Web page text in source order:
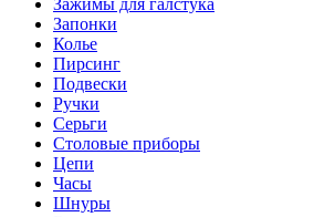
Зажимы для галстука
Запонки
Колье
Пирсинг
Подвески
Ручки
Серьги
Столовые приборы
Цепи
Часы
Шнуры